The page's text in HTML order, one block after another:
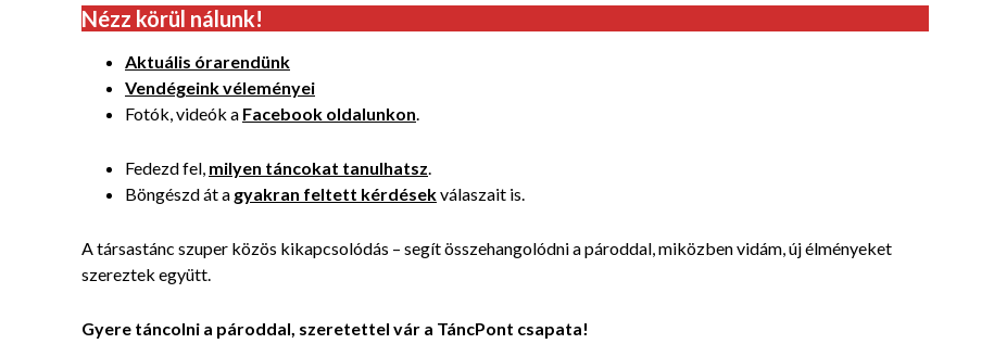
Nézz körül nálunk!
Aktuális órarendünk
Vendégeink véleményei
Fotók, videók a Facebook oldalunkon.
Fedezd fel, milyen táncokat tanulhatsz.
Böngészd át a gyakran feltett kérdésekválaszait is.
A társastánc szuper közös kikapcsolódás – segít összehangolódni a pároddal, miközben vidám, új élményeket
szereztek együtt.
Gyere táncolni a pároddal, szeretettel vár a TáncPont csapata!